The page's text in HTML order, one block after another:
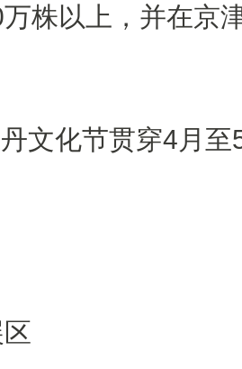
株以上，并在京
化节贯穿4月至